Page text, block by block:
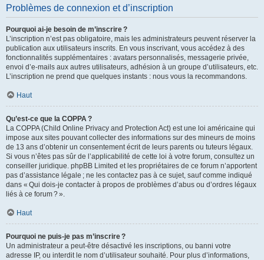
Problèmes de connexion et d’inscription
Pourquoi ai-je besoin de m’inscrire ?
L’inscription n’est pas obligatoire, mais les administrateurs peuvent réserver la
publication aux utilisateurs inscrits. En vous inscrivant, vous accédez à des
fonctionnalités supplémentaires : avatars personnalisés, messagerie privée,
envoi d’e-mails aux autres utilisateurs, adhésion à un groupe d’utilisateurs, etc.
L’inscription ne prend que quelques instants : nous vous la recommandons.
Haut
Qu’est-ce que la COPPA ?
La COPPA (Child Online Privacy and Protection Act) est une loi américaine qui
impose aux sites pouvant collecter des informations sur des mineurs de moins
de 13 ans d’obtenir un consentement écrit de leurs parents ou tuteurs légaux.
Si vous n’êtes pas sûr de l’applicabilité de cette loi à votre forum, consultez un
conseiller juridique. phpBB Limited et les propriétaires de ce forum n’apportent
pas d’assistance légale ; ne les contactez pas à ce sujet, sauf comme indiqué
dans « Qui dois-je contacter à propos de problèmes d’abus ou d’ordres légaux
liés à ce forum ? ».
Haut
Pourquoi ne puis-je pas m’inscrire ?
Un administrateur a peut-être désactivé les inscriptions, ou banni votre
adresse IP, ou interdit le nom d’utilisateur souhaité. Pour plus d’informations,